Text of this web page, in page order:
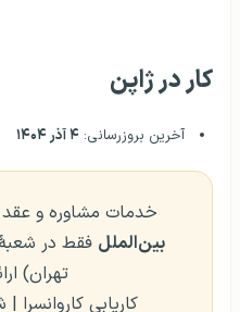
کار در ژاپن
آخرین بروزرسانی: ۴ آذر ۱۴۰۴
خدمات مشاوره و عقد
بین‌الملل فقط در
تهران)
کاریابی کاروانسرا |